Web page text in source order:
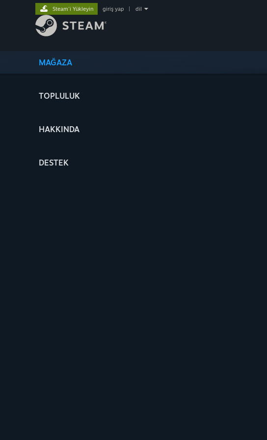
MAĞAZA
TOPLULUK
HAKKINDA
DESTEK
Steam'i Yükleyin giriş yap dil